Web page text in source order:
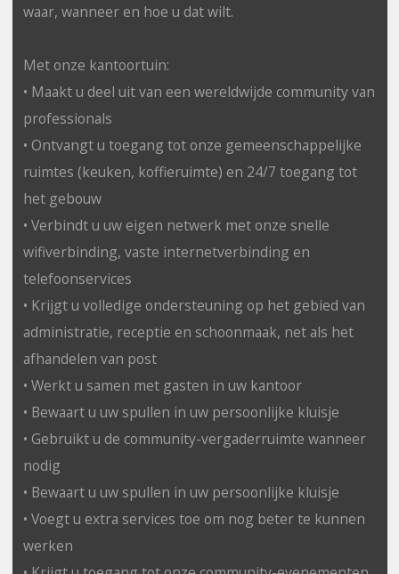
waar, wanneer en hoe u dat wilt.
Met onze kantoortuin:
• Maakt u deel uit van een wereldwijde community van
professionals
• Ontvangt u toegang tot onze gemeenschappelijke
ruimtes (keuken, koffieruimte) en 24/7 toegang tot
het gebouw
• Verbindt u uw eigen netwerk met onze snelle
wifiverbinding, vaste internetverbinding en
telefoonservices
• Krijgt u volledige ondersteuning op het gebied van
administratie, receptie en schoonmaak, net als het
afhandelen van post
• Werkt u samen met gasten in uw kantoor
• Bewaart u uw spullen in uw persoonlijke kluisje
• Gebruikt u de community-vergaderruimte wanneer
nodig
• Bewaart u uw spullen in uw persoonlijke kluisje
• Voegt u extra services toe om nog beter te kunnen
werken